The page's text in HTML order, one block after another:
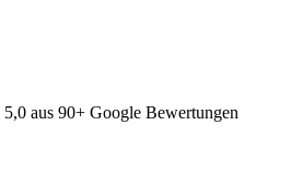
5,0 aus 90+ Google Bewertungen